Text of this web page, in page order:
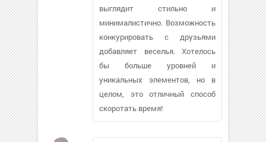
выглядит стильно и
минималистично. Возможность
конкурировать с друзьями
добавляет веселья. Хотелось
бы больше уровней и
уникальных элементов, но в
целом, это отличный способ
скоротать время!